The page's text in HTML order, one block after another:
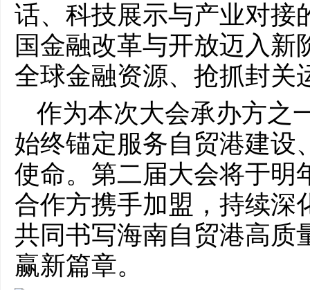
话、科技展示与产业对接
国金融改革与开放迈入
全球金融资源、抢抓封关
作为本次大会承办方之
始终锚定服务自贸港建设
使命。第二届大会将于明
合作方携手加盟，持续深
共同书写海南自贸港高质
赢新篇章。